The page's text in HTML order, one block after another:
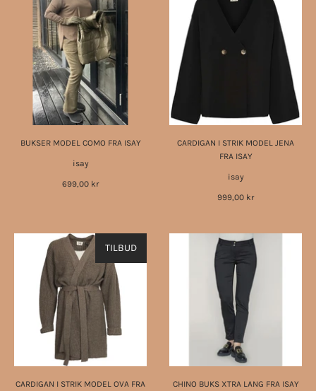
BUKSER MODEL COMO FRA ISAY
isay
699,00 kr
CARDIGAN I STRIK MODEL JENA
FRA ISAY
isay
999,00 kr
TILBUD
CARDIGAN I STRIK MODEL OVA FRA
CHINO BUKS XTRA LANG FRA ISAY